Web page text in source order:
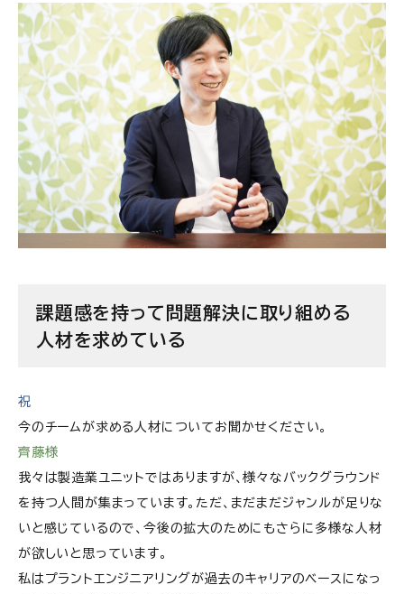
課題感を持って問題解決に取り組める
人材を求めている
祝
今のチームが求める人材についてお聞かせください。
齊藤様
我々は製造業ユニットではありますが、様々なバックグラウンド
を持つ人間が集まっています。ただ、まだまだジャンルが足りな
いと感じているので、今後の拡大のためにもさらに多様な人材
が欲しいと思っています。
私はプラントエンジニアリングが過去のキャリアのベースになっ